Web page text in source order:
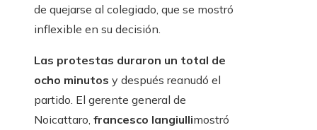
de quejarse al colegiado, que se mostró
inflexible en su decisión.
Las protestas duraron un total de
ocho minutos y después reanudó el
partido. El gerente general de
Noicattaro, francesco langiullimostró